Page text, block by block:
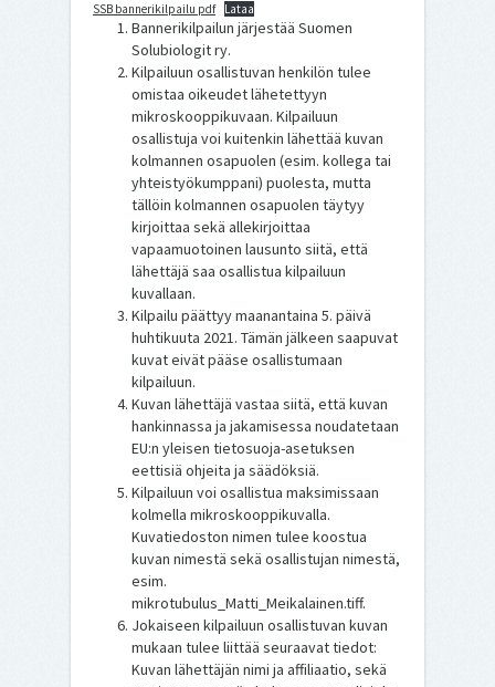
SSB bannerikilpailu pdf Lataa
Bannerikilpailun järjestää Suomen
Solubiologit ry.
Kilpailuun osallistuvan henkilön tulee
omistaa oikeudet lähetettyyn
mikroskooppikuvaan. Kilpailuun
osallistuja voi kuitenkin lähettää kuvan
kolmannen osapuolen (esim. kollega tai
yhteistyökumppani) puolesta, mutta
tällöin kolmannen osapuolen täytyy
kirjoittaa sekä allekirjoittaa
vapaamuotoinen lausunto siitä, että
lähettäjä saa osallistua kilpailuun
kuvallaan.
Kilpailu päättyy maanantaina 5. päivä
huhtikuuta 2021. Tämän jälkeen saapuvat
kuvat eivät pääse osallistumaan
kilpailuun.
Kuvan lähettäjä vastaa siitä, että kuvan
hankinnassa ja jakamisessa noudatetaan
EU:n yleisen tietosuoja-asetuksen
eettisiä ohjeita ja säädöksiä.
Kilpailuun voi osallistua maksimissaan
kolmella mikroskooppikuvalla.
Kuvatiedoston nimen tulee koostua
kuvan nimestä sekä osallistujan nimestä,
esim.
mikrotubulus_Matti_Meikalainen.tiff.
Jokaiseen kilpailuun osallistuvan kuvan
mukaan tulee liittää seuraavat tiedot:
Kuvan lähettäjän nimi ja affiliaatio, sekä